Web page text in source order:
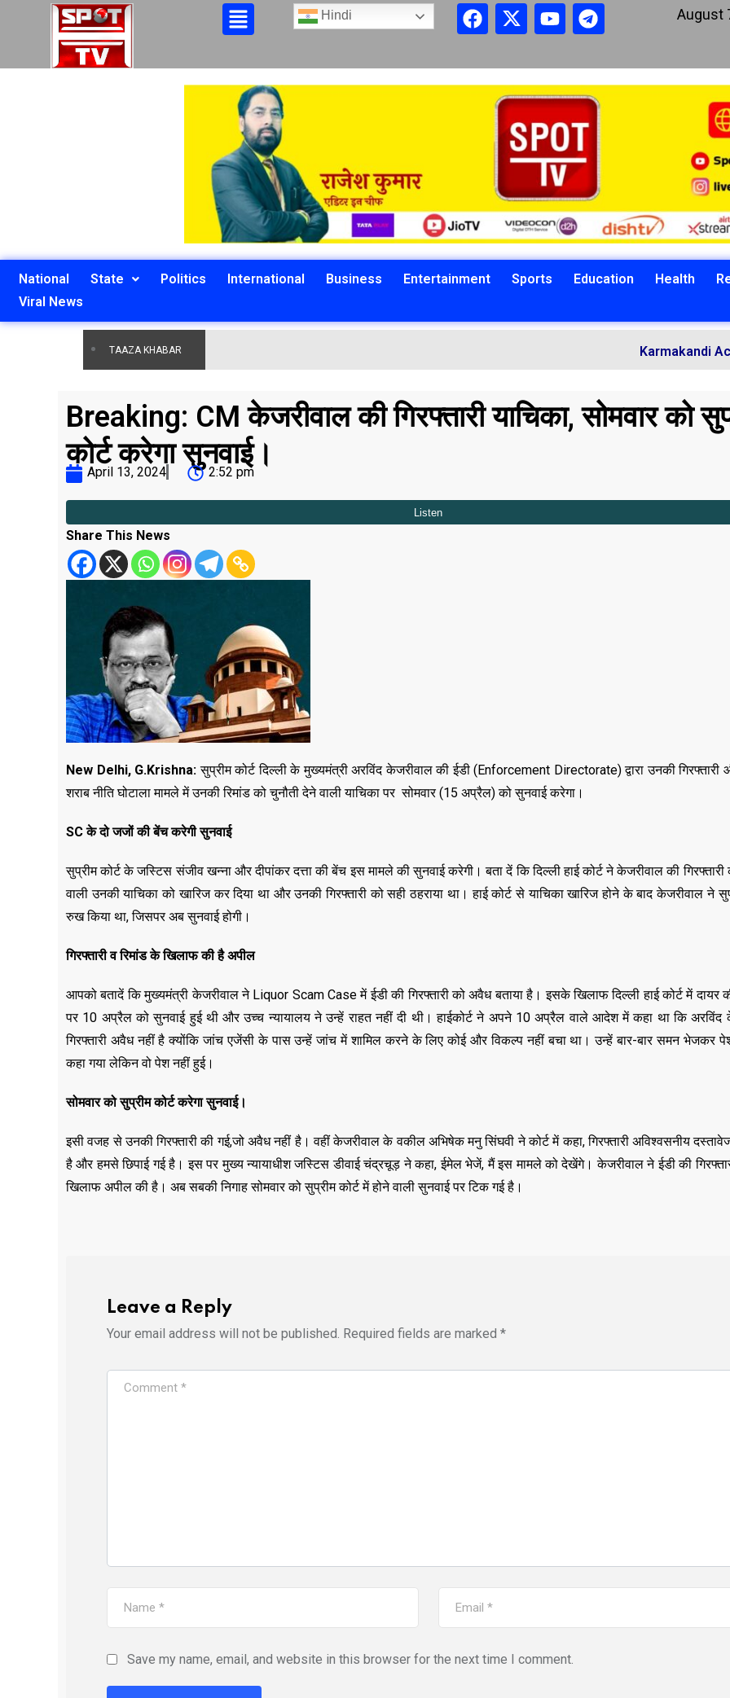
Hindi August
National State Politics International Business Entertainment Sports Education Health
Viral News
TAAZA KHABAR Karmakandi Acharya
Breaking: CM केजरीवाल की गिरफ्तारी याचिका, सोमवार को
कोर्ट करेगा सुनवाई।
April 13, 2024 2:52 pm
Share This News
New Delhi, G.Krishna: सुप्रीम कोर्ट दिल्ली के मुख्यमंत्री अरविंद केजरीवाल की ईडी (Enforcement Directorate) द्वारा उनकी
शराब नीति घोटाला मामले में उनकी रिमांड को चुनौती देने वाली याचिका पर सोमवार (15 अप्रैल) को सुनवाई करेगा।
SC के दो जजों की बेंच करेगी सुनवाई
सुप्रीम कोर्ट के जस्टिस संजीव खन्ना और दीपांकर दत्ता की बेंच इस मामले की सुनवाई करेगी। बता दें कि दिल्ली हाई कोर्ट ने केजरीवाल की गिरफ्तारी
वाली उनकी याचिका को खारिज कर दिया था और उनकी गिरफ्तारी को सही ठहराया था। हाई कोर्ट से याचिका खारिज होने के बाद केजरीवाल ने
रुख किया था, जिसपर अब सुनवाई होगी।
गिरफ्तारी व रिमांड के खिलाफ की है अपील
आपको बतादें कि मुख्यमंत्री केजरीवाल ने Liquor Scam Case में ईडी की गिरफ्तारी को अवैध बताया है। इसके खिलाफ दिल्ली हाई कोर्ट में दायर
पर 10 अप्रैल को सुनवाई हुई थी और उच्च न्यायालय ने उन्हें राहत नहीं दी थी। हाईकोर्ट ने अपने 10 अप्रैल वाले आदेश में कहा था कि अरविंद
गिरफ्तारी अवैध नहीं है क्योंकि जांच एजेंसी के पास उन्हें जांच में शामिल करने के लिए कोई और विकल्प नहीं बचा था। उन्हें बार-बार समन भेजकर
कहा गया लेकिन वो पेश नहीं हुई।
सोमवार को सुप्रीम कोर्ट करेगा सुनवाई।
इसी वजह से उनकी गिरफ्तारी की गई,जो अवैध नहीं है। वहीं केजरीवाल के वकील अभिषेक मनु सिंघवी ने कोर्ट में कहा, गिरफ्तारी अविश्वसनीय
है और हमसे छिपाई गई है। इस पर मुख्य न्यायाधीश जस्टिस डीवाई चंद्रचूड़ ने कहा, ईमेल भेजें, मैं इस मामले को देखेंगे। केजरीवाल ने ईडी की
खिलाफ अपील की है। अब सबकी निगाह सोमवार को सुप्रीम कोर्ट में होने वाली सुनवाई पर टिक गई है।
Leave a Reply
Your email address will not be published. Required fields are marked *
Save my name, email, and website in this browser for the next time I comment.
DELHI, LATEST NEWS , NATIONAL
POLITICS
,TECHNOLOGY,